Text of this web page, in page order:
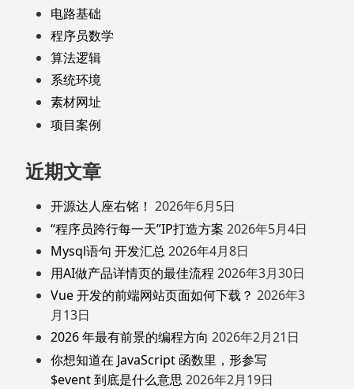
电路基础
程序员数学
算法逻辑
系统环境
素材网址
项目案例
近期文章
开源达人座右铭！ 2026年6月5日
“程序员跨行每一天”IP打造方案 2026年5月4日
Mysql语句 开发汇总 2026年4月8日
用AI做产品详情页的最佳流程 2026年3月30日
Vue 开发的前端网站页面如何下载？ 2026年3
月13日
2026 年最有前景的编程方向 2026年2月21日
你想知道在 JavaScript 函数里，形参写
$event 到底是什么意思 2026年2月19日